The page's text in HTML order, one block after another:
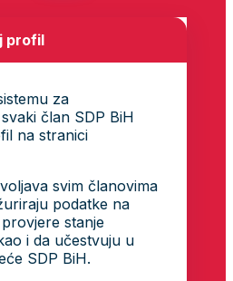
profil
za
član SDP BiH
na stranici
svim članovima
podatke na
stanje
i da učestvuju u
SDP BiH.